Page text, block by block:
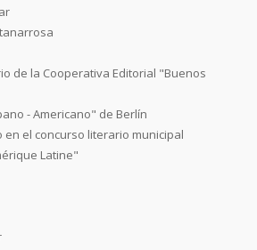
de la Cooperativa Editorial "Buenos
- Americano" de Berlín
en el concurso literario municipal
Latine"